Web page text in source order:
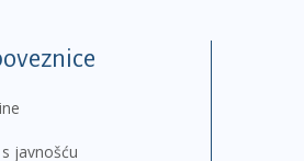
javnošću